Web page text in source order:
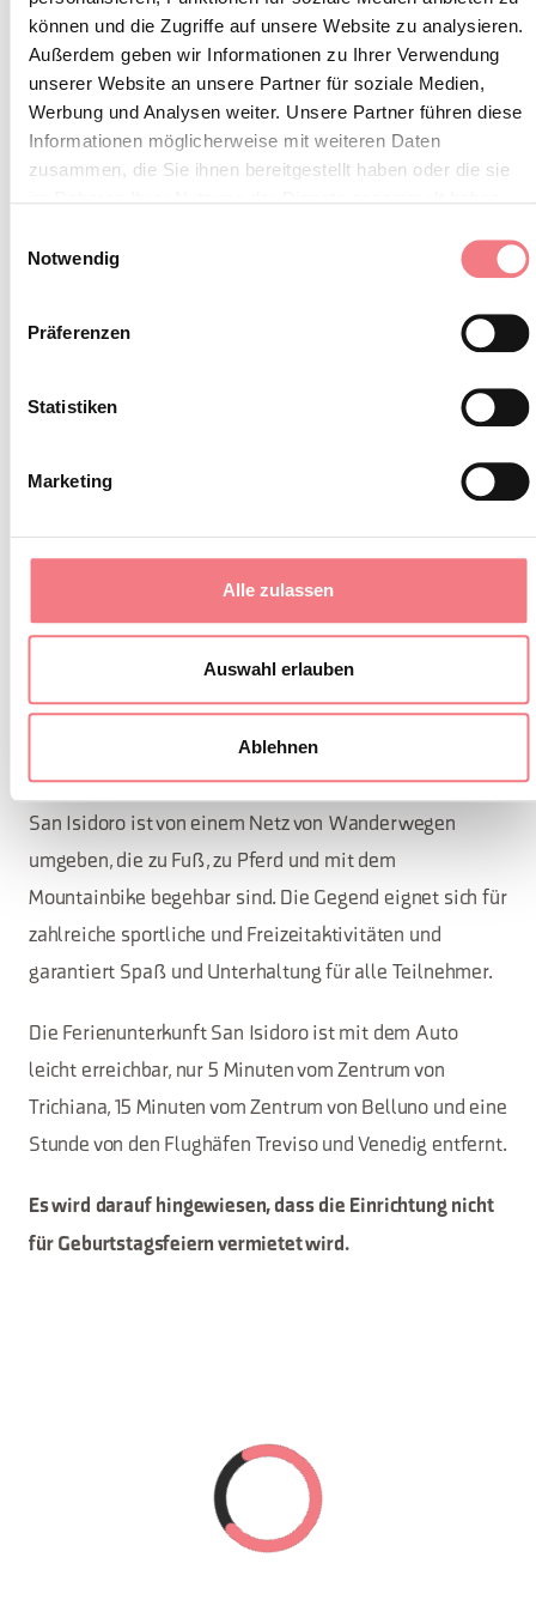
können und die Zugriffe auf unsere Website zu analysieren.
Außerdem geben wir Informationen zu Ihrer Verwendung
unserer Website an unsere Partner für soziale Medien,
Werbung und Analysen weiter. Unsere Partner führen diese
Informationen möglicherweise mit weiteren Daten
zusammen, die Sie ihnen bereitgestellt haben oder die sie
Notwendig
Präferenzen
Statistiken
Marketing
Alle zulassen
Auswahl erlauben
Ablehnen
Eine kommerzielle Küche: ideal zur Zubereitung
reichhaltiger und schmackhafter Mahlzeiten;
ausgestattet mit Kochfeldern, Geschirrspüler,
Backofen, Kühlschrank und gefrierschrank, sowie
Kapazität von bis zu 50 Personen, ideal für Momente
des Teilens und der Geselligkeit, mit Tischen und
Außenbereich und Rasen zum Entspannen und Spaß
sowie einen Balkon.
San Isidoro ist von einem Netz von Wanderwegen
umgeben, die zu Fuß, zu Pferd und mit dem
Mountainbike begehbar sind. Die Gegend eignet sich für
zahlreiche sportliche und Freizeitaktivitäten und
garantiert Spaß und Unterhaltung für alle Teilnehmer.
Die Ferienunterkunft San Isidoro ist mit dem Auto
leicht erreichbar, nur 5 Minuten vom Zentrum von
Trichiana, 15 Minuten vom Zentrum von Belluno und eine
Stunde von den Flughäfen Treviso und Venedig entfernt.
Es wird darauf hingewiesen, dass die Einrichtung nicht
für Geburtstagsfeiern vermietet wird.